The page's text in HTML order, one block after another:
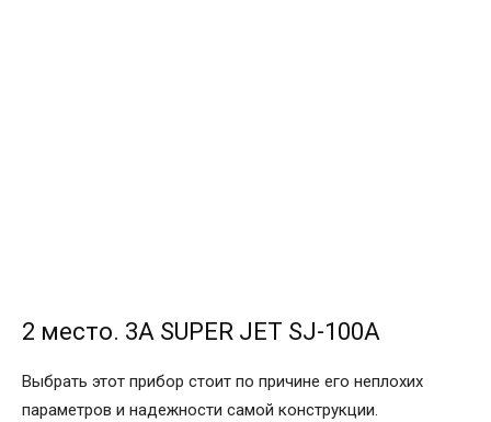
2 место. 3A SUPER JET SJ-100A
Выбрать этот прибор стоит по причине его неплохих
параметров и надежности самой конструкции.